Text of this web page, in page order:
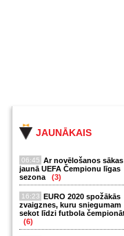
JAUNĀKAIS
06:45 Ar novēlošanos sākas
jaunā UEFA Čempionu līgas
sezona
(3)
16:23 EURO 2020 spožākās
zvaigznes, kuru sniegumam
sekot līdzi futbola
(6)